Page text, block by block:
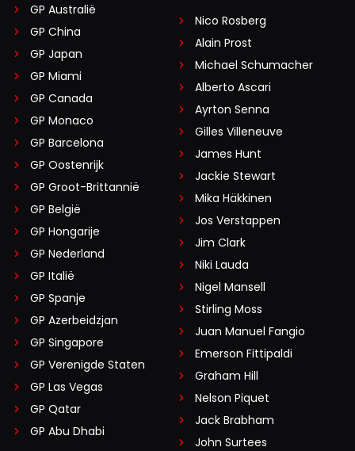
GP Australië
GP China
GP Japan
GP Miami
GP Canada
GP Monaco
GP Barcelona
GP Oostenrijk
GP Groot-Brittannië
GP België
GP Hongarije
GP Nederland
GP Italië
GP Spanje
GP Azerbeidzjan
GP Singapore
GP Verenigde Staten
GP Las Vegas
GP Qatar
GP Abu Dhabi
Nico Rosberg
Alain Prost
Michael Schumacher
Alberto Ascari
Ayrton Senna
Gilles Villeneuve
James Hunt
Jackie Stewart
Mika Häkkinen
Jos Verstappen
Jim Clark
Niki Lauda
Nigel Mansell
Stirling Moss
Juan Manuel Fangio
Emerson Fittipaldi
Graham Hill
Nelson Piquet
Jack Brabham
John Surtees